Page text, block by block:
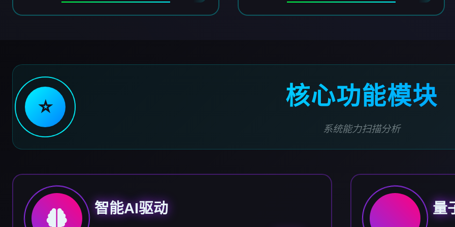
⭐ 核心功能模块
系统能力扫描分析
智能AI驱动 量